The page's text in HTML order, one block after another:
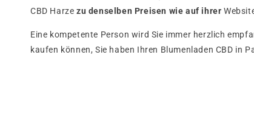
CBD Harze zu denselben Preisen wie auf ihrer
Eine kompetente Person wird Sie immer herzlich
kaufen können, Sie haben Ihren Blumenladen CBD in